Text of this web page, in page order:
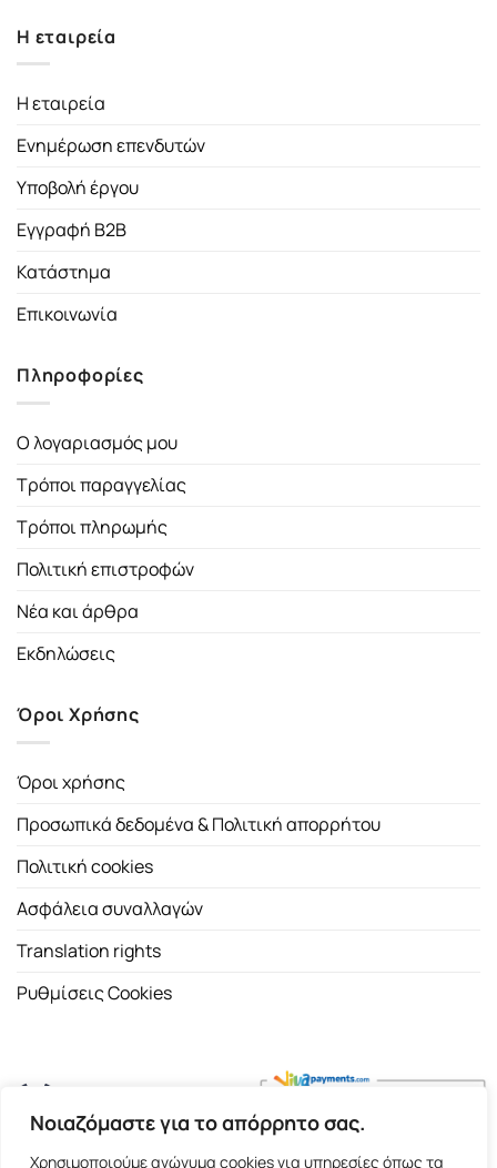
Νοιαζόμαστε για το απόρρητο σας.
Χρησιμοποιούμε ανώνυμα cookies για υπηρεσίες όπως τα
Η εταιρεία
Η εταιρεία
Ενημέρωση επενδυτών
Υποβολή έργου
Εγγραφή B2B
Κατάστημα
Επικοινωνία
Πληροφορίες
Ο λογαριασμός μου
Τρόποι παραγγελίας
Τρόποι πληρωμής
Πολιτική επιστροφών
Νέα και άρθρα
Εκδηλώσεις
Όροι Χρήσης
Όροι χρήσης
Προσωπικά δεδομένα & Πολιτική απορρήτου
Πολιτική cookies
Ασφάλεια συναλλαγών
Translation rights
Ρυθμίσεις Cookies
Copyright 2026 ©Εκδοτικός Οίκος Α.Α. Λιβάνη| All rights